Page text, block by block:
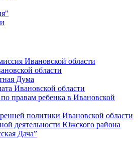
Ивановской области
области
Дума
Ивановской области
правам ребенка в Ивановской
политики Ивановской области
деятельности Южского района
Дача”